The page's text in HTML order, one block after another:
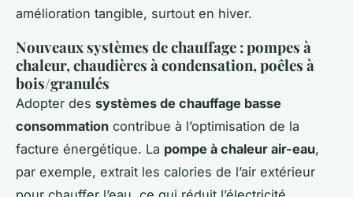
amélioration tangible, surtout en hiver.
Nouveaux systèmes de chauffage : pompes à
chaleur, chaudières à condensation, poêles à
bois/granulés
Adopter des systèmes de chauffage basse
consommation contribue à l’optimisation de la
facture énergétique. La pompe à chaleur air-eau,
par exemple, extrait les calories de l’air extérieur